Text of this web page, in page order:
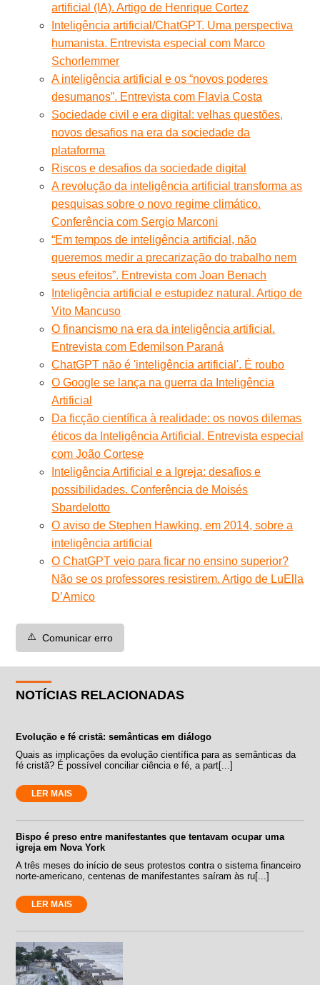
artificial (IA). Artigo de Henrique Cortez
Inteligência artificial/ChatGPT. Uma perspectiva
humanista. Entrevista especial com Marco
Schorlemmer
A inteligência artificial e os “novos poderes
desumanos”. Entrevista com Flavia Costa
Sociedade civil e era digital: velhas questões,
novos desafios na era da sociedade da
plataforma
Riscos e desafios da sociedade digital
A revolução da inteligência artificial transforma as
pesquisas sobre o novo regime climático.
Conferência com Sergio Marconi
“Em tempos de inteligência artificial, não
queremos medir a precarização do trabalho nem
seus efeitos”. Entrevista com Joan Benach
Inteligência artificial e estupidez natural. Artigo de
Vito Mancuso
O financismo na era da inteligência artificial.
Entrevista com Edemilson Paraná
ChatGPT não é 'inteligência artificial'. É roubo
O Google se lança na guerra da Inteligência
Artificial
Da ficção científica à realidade: os novos dilemas
éticos da Inteligência Artificial. Entrevista especial
com João Cortese
Inteligência Artificial e a Igreja: desafios e
possibilidades. Conferência de Moisés
Sbardelotto
O aviso de Stephen Hawking, em 2014, sobre a
inteligência artificial
O ChatGPT veio para ficar no ensino superior?
Não se os professores resistirem. Artigo de LuElla
D’Amico
⚠️ Comunicar erro
NOTÍCIAS RELACIONADAS
Evolução e fé cristã: semânticas em diálogo
Quais as implicações da evolução científica para as semânticas da
fé cristã? É possível conciliar ciência e fé, a part[...]
LER MAIS
Bispo é preso entre manifestantes que tentavam ocupar uma
igreja em Nova York
A três meses do início de seus protestos contra o sistema financeiro
norte-americano, centenas de manifestantes saíram às ru[...]
LER MAIS